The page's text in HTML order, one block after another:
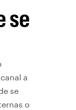
se
a
se
o